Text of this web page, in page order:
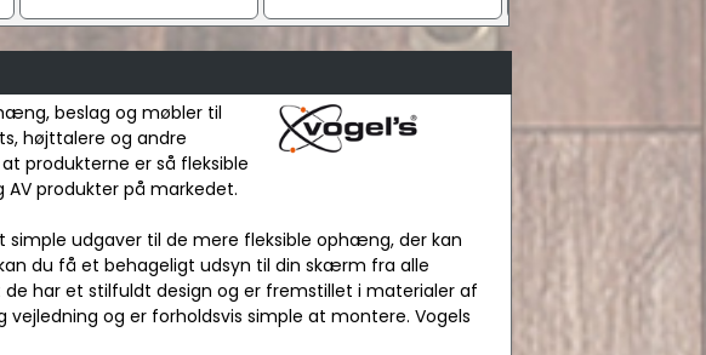
beslag og møbler til
højttalere og andre
produkterne er så fleksible
produkter på markedet.
simple udgaver til de mere fleksible ophæng, der kan
du få et behageligt udsyn til din skærm fra alle
har et stilfuldt design og er fremstillet i materialer af
og er forholdsvis simple at montere. Vogels